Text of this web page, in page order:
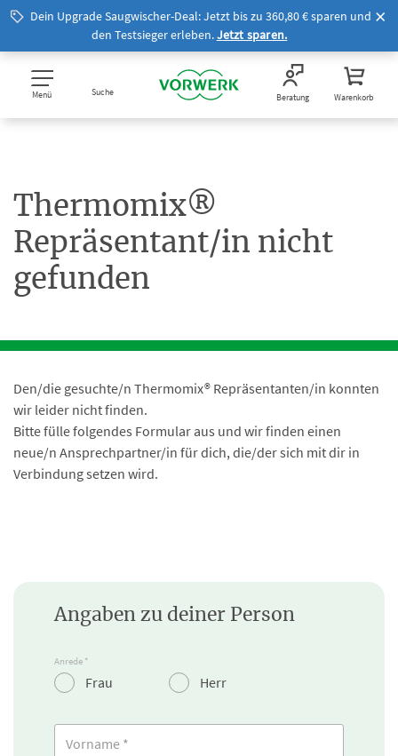
Dein Upgrade Saugwischer-Deal: Jetzt bis zu 360,80 € sparen und
den Testsieger erleben.Jetzt sparen.
Menü Suche Beratung Warenkorb
Thermomix®
Repräsentant/in nicht
gefunden
Den/die gesuchte/n Thermomix® Repräsentanten/in konnten
wir leider nicht finden.
Bitte fülle folgendes Formular aus und wir finden einen
neue/n Ansprechpartner/in für dich, die/der sich mit dir in
Verbindung setzen wird.
Angaben zu deiner Person
Anrede *
Frau Herr